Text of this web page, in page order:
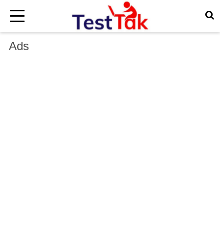
Ads
×